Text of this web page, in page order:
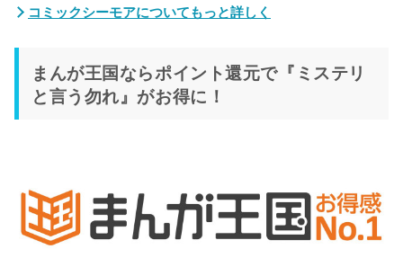
コミックシーモアについてもっと詳しく
まんが王国ならポイント還元で『ミステリ
と言う勿れ』がお得に！